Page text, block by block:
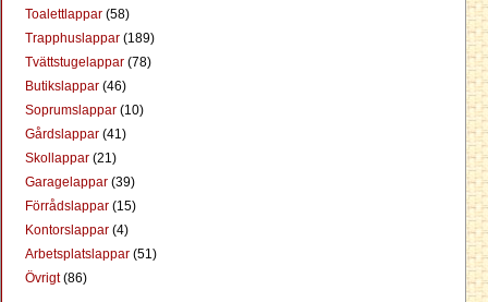
Toalettlappar (58)
Trapphuslappar (189)
Tvättstugelappar (78)
Butikslappar (46)
Soprumslappar (10)
Gårdslappar (41)
Skollappar (21)
Garagelappar (39)
Förrådslappar (15)
Kontorslappar (4)
Arbetsplatslappar (51)
Övrigt(86)